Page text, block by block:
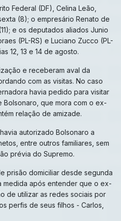
Federal (DF), Celina Leão,
(8); o empresário Renato de
e os deputados aliados Junio
(PL-RS) e Luciano Zucco (PL-
12, 13 e 14 de agosto.
e receberam aval da
com as visitas. No caso
havia pedido para visitar
Bolsonaro, que mora com o ex-
relação de amizade.
autorizado Bolsonaro a
entre outros familiares, sem
prévia do Supremo.
prisão domiciliar desde segunda
medida após entender que o ex-
de utilizar as redes sociais por
perfis de seus filhos - Carlos,